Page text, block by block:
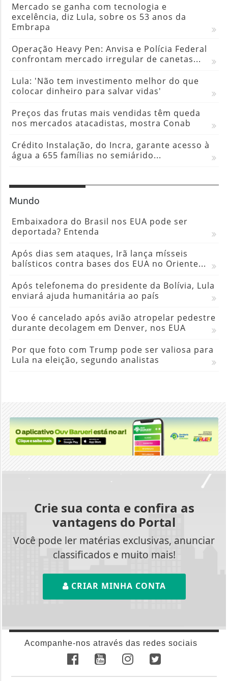
Mercado se ganha com tecnologia e
excelência, diz Lula, sobre os 53 anos da
Embrapa
Operação Heavy Pen: Anvisa e Polícia Federal
confrontam mercado irregular de canetas...
Lula: 'Não tem investimento melhor do que
colocar dinheiro para salvar vidas'
Preços das frutas mais vendidas têm queda
nos mercados atacadistas, mostra Conab
Crédito Instalação, do Incra, garante acesso à
água a 655 famílias no semiárido...
Mundo
Embaixadora do Brasil nos EUA pode ser
deportada? Entenda
Após dias sem ataques, Irã lança mísseis
balísticos contra bases dos EUA no Oriente...
Após telefonema do presidente da Bolívia, Lula
enviará ajuda humanitária ao país
Voo é cancelado após avião atropelar pedestre
durante decolagem em Denver, nos EUA
Por que foto com Trump pode ser valiosa para
Lula na eleição, segundo analistas
Crie sua conta e confira as
vantagens do Portal
Você pode ler matérias exclusivas, anunciar
classificados e muito mais!
CRIAR MINHA CONTA
Acompanhe-nos através das redes sociais